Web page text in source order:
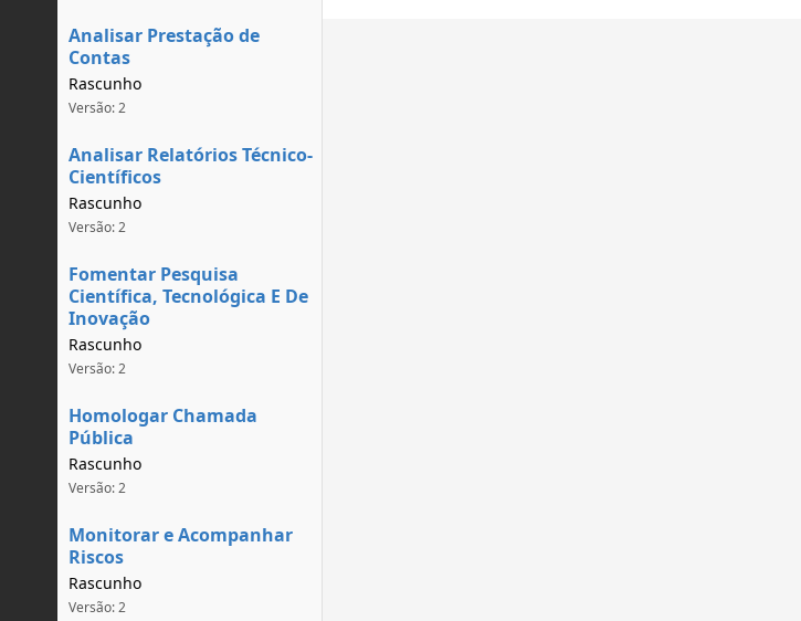
Analisar Prestação de
Contas
Rascunho
Versão: 2
Analisar Relatórios Técnico-
Científicos
Rascunho
Versão: 2
Fomentar Pesquisa
Científica, Tecnológica E De
Inovação
Rascunho
Versão: 2
Homologar Chamada
Pública
Rascunho
Versão: 2
Monitorar e Acompanhar
Riscos
Rascunho
Versão: 2